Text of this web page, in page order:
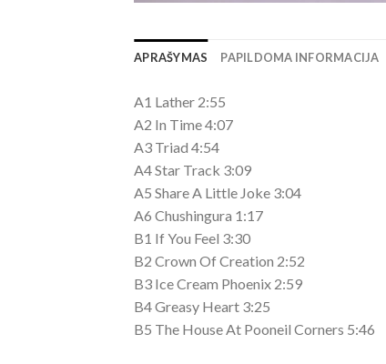
APRAŠYMAS PAPILDOMA INFORMACIJA
A1 Lather 2:55
A2 In Time 4:07
A3 Triad 4:54
A4 Star Track 3:09
A5 Share A Little Joke 3:04
A6 Chushingura 1:17
B1 If You Feel 3:30
B2 Crown Of Creation 2:52
B3 Ice Cream Phoenix 2:59
B4 Greasy Heart 3:25
B5 The House At Pooneil Corners 5:46